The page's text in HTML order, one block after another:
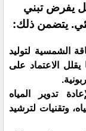
يفرض تبني
يتضمن ذلك:
الشمسية لتوليد
الاعتماد على
تدوير المياه
وتقنيات لترشيد